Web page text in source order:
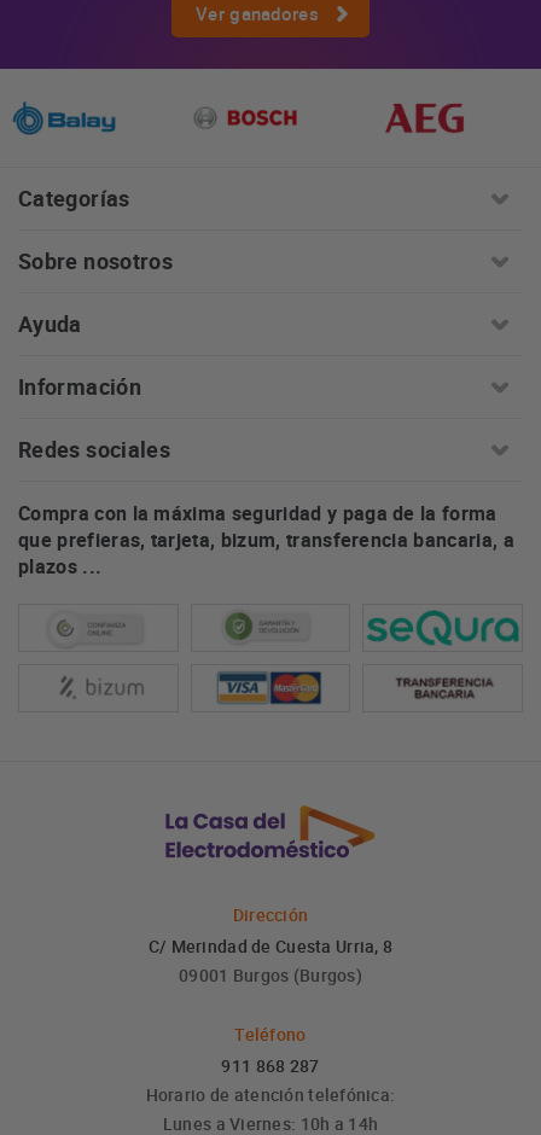
Ver ganadores
Categorías
Sobre nosotros
Ayuda
Información
Redes sociales
Compra con la máxima seguridad y paga de la forma
que prefieras, tarjeta, bizum, transferencia bancaria, a
plazos ...
Dirección
C/ Merindad de Cuesta Urria, 8
09001 Burgos (Burgos)
Teléfono
911 868 287
Horario de atención telefónica:
Lunes a Viernes: 10h a 14h